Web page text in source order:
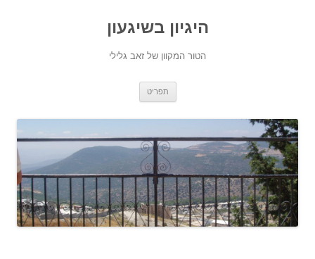
היגיון בשיגעון
הטור המקוון של זאב גלילי
תפריט